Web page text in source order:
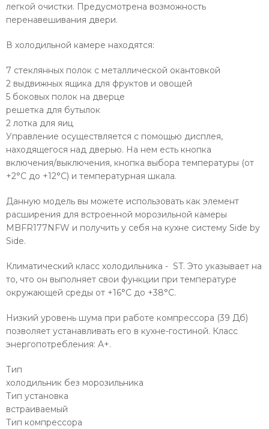
легкой очистки. Предусмотрена возможность
перенавешивания двери.
В холодильной камере находятся:
7 стеклянных полок с металлической окантовкой
2 выдвижных ящика для фруктов и овощей
5 боковых полок на дверце
решетка для бутылок
2 лотка для яиц
Управление осуществляется с помощью дисплея,
находящегося над дверью. На нем есть кнопка
включения/выключения, кнопка выбора температуры (от
+2°С до +12°С) и температурная шкала.
Данную модель вы можете использовать как элемент
расширения для встроенной морозильной камеры
MBFR177NFW и получить у себя на кухне систему Side by
Side.
Климатический класс холодильника - ST. Это указывает на
то, что он выполняет свои функции при температуре
окружающей среды от +16°C до +38°С.
Низкий уровень шума при работе компрессора (39 Дб)
позволяет устанавливать его в кухне-гостиной. Класс
энергопотребления: A+.
Тип
холодильник без морозильника
Тип установка
встраиваемый
Тип компрессора